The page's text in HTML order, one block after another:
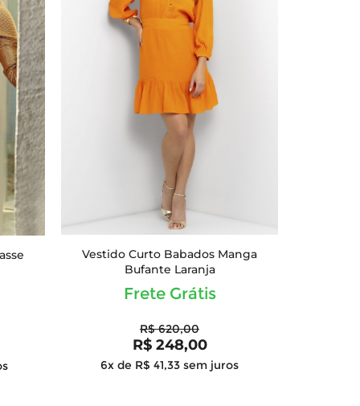
Vestido Curto Babados Manga
Bufante Laranja
Frete Grátis
R$ 620,00
R$ 248,00
6x de R$ 41,33 sem juros